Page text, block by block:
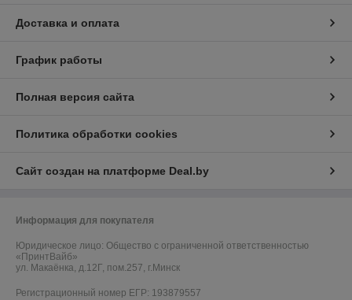
Доставка и оплата
График работы
Полная версия сайта
Политика обработки cookies
Сайт создан на платформе Deal.by
Информация для покупателя
Юридическое лицо: Общество с ограниченной ответственностью
«ПринтВайб»
ул. Макаёнка, д.12Г, пом.257, г.Минск
Регистрационный номер ЕГР: 193879557